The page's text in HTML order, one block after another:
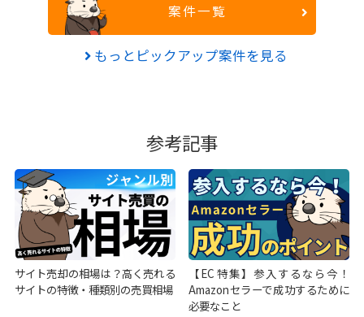
案件一覧
もっとピックアップ案件を見る
参考記事
サイト売却の相場は？高く売れる
サイトの特徴・種類別の売買相場
【EC特集】参入するなら今！
Amazonセラーで成功するために
必要なこと